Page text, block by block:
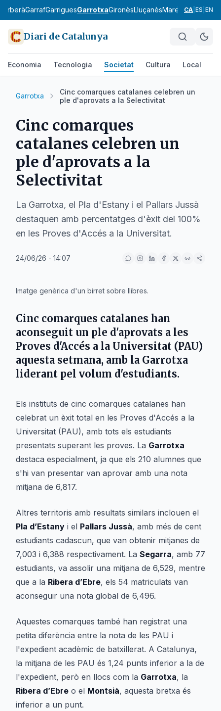
GarrafGarriguesGarrotxaGironèsLluçanèsMaresmeMoianès
CA ES EN
Diari de Catalunya
Economia Tecnologia Societat Cultura Local
Garrotxa
Cinc comarques catalanes celebren un
ple d'aprovats a la Selectivitat
Cinc comarques
catalanes celebren un
ple d'aprovats a la
Selectivitat
La Garrotxa, el Pla d'Estany i el Pallars Jussà
destaquen amb percentatges d'èxit del 100%
en les Proves d'Accés a la Universitat.
24/06/26 - 14:07
Imatge genèrica d'un birret sobre llibres.
Cinc comarques catalanes han
aconseguit un ple d'aprovats a les
Proves d'Accés a la Universitat (PAU)
aquesta setmana, amb la Garrotxa
liderant pel volum d'estudiants.
Els instituts de cinc comarques catalanes han
celebrat un èxit total en les Proves d'Accés a la
Universitat (PAU), amb tots els estudiants
presentats superant les proves. La Garrotxa
destaca especialment, ja que els 210 alumnes que
s'hi van presentar van aprovar amb una nota
mitjana de 6,817.
Altres territoris amb resultats similars inclouen el
Pla d’Estany i el Pallars Jussà, amb més de cent
estudiants cadascun, que van obtenir mitjanes de
7,003 i 6,388 respectivament. La Segarra, amb 77
estudiants, va assolir una mitjana de 6,529, mentre
que a la Ribera d’Ebre, els 54 matriculats van
aconseguir una nota global de 6,496.
Aquestes comarques també han registrat una
petita diferència entre la nota de les PAU i
l'expedient acadèmic de batxillerat. A Catalunya,
la mitjana de les PAU és 1,24 punts inferior a la de
l'expedient, però en llocs com la Garrotxa, la
Ribera d’Ebre o el Montsià, aquesta bretxa és
inferior a un punt.